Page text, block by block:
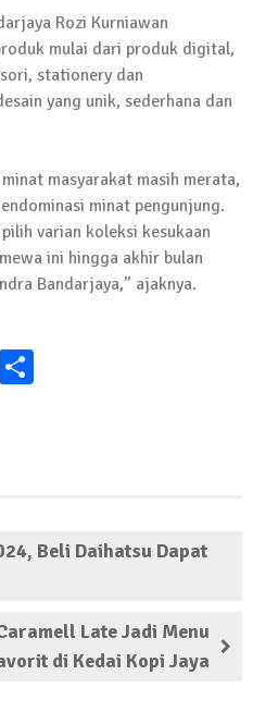
Berkas
DPC PDI P
yang
Lampung
Koheri
4 Pilar
Rozi Kurniawan
mulai dari produk digital,
stationery dan
yang unik, sederhana dan
masyarakat masih merata,
minat pengunjung.
varian koleksi kesukaan
ini hingga akhir bulan
Bandarjaya,” ajaknya.
Pinterest
Beli Daihatsu Dapat
Late Jadi Menu
di Kedai Kopi Jaya